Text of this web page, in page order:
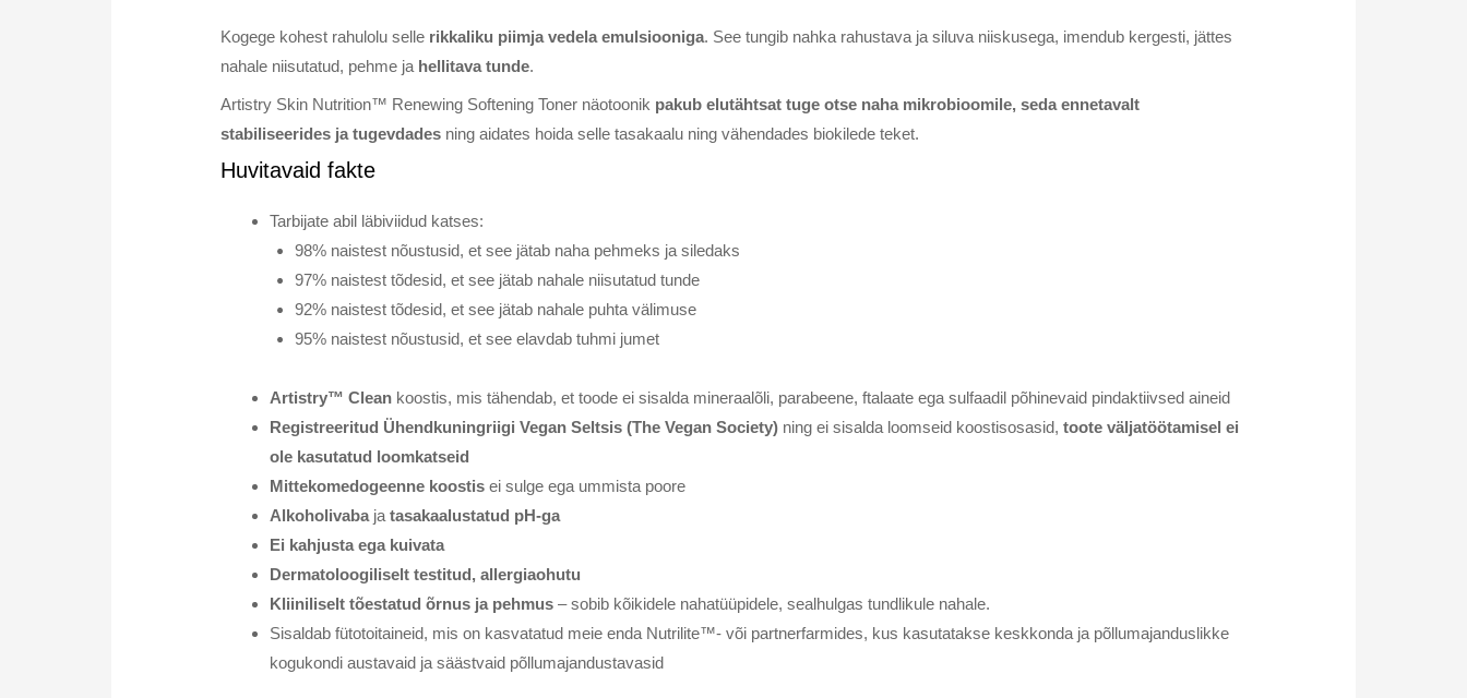
Kogege kohest rahulolu selle rikkaliku piimja vedela emulsiooniga. See tungib nahka rahustava ja siluva niiskusega, imendub kergesti, jättes
nahale niisutatud, pehme ja hellitava tunde.
Artistry Skin Nutrition™ Renewing Softening Toner näotoonik pakub elutähtsat tuge otse naha mikrobioomile, seda ennetavalt
stabiliseerides ja tugevdades ning aidates hoida selle tasakaalu ning vähendades biokilede teket.
Huvitavaid fakte
Tarbijate abil läbiviidud katses:
98% naistest nõustusid, et see jätab naha pehmeks ja siledaks
97% naistest tõdesid, et see jätab nahale niisutatud tunde
92% naistest tõdesid, et see jätab nahale puhta välimuse
95% naistest nõustusid, et see elavdab tuhmi jumet
Artistry™ Clean koostis, mis tähendab, et toode ei sisalda mineraalõli, parabeene, ftalaate ega sulfaadil põhinevaid pindaktiivsed aineid
Registreeritud Ühendkuningriigi Vegan Seltsis (The Vegan Society) ning ei sisalda loomseid koostisosasid,toote väljatöötamisel ei
ole kasutatud loomkatseid
Mittekomedogeenne koostis ei sulge ega ummista poore
Alkoholivaba jatasakaalustatud pH-ga
Ei kahjusta ega kuivata
Dermatoloogiliselt testitud, allergiaohutu
Kliiniliselt tõestatud õrnus ja pehmus – sobib kõikidele nahatüüpidele, sealhulgas tundlikule nahale.
Sisaldab fütotoitaineid, mis on kasvatatud meie enda Nutrilite™- või partnerfarmides, kus kasutatakse keskkonda ja põllumajanduslikke
kogukondi austavaid ja säästvaid põllumajandustavasid